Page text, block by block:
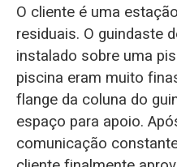
O cliente é uma
residuais. O guindaste
instalado sobre uma
piscina eram muito
flange da coluna do
espaço para apoio.
comunicação